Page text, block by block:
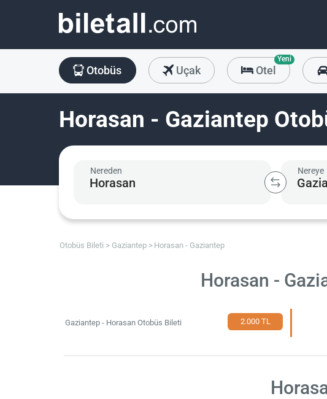
Otobüs Uçak Otel
Yeni
Horasan - Gaziantep
Nereden Nereye
Otobüs Bileti Gaziantep Horasan - Gaziantep
Horasan -
Gaziantep - Horasan Otobüs Bileti 2.000 TL